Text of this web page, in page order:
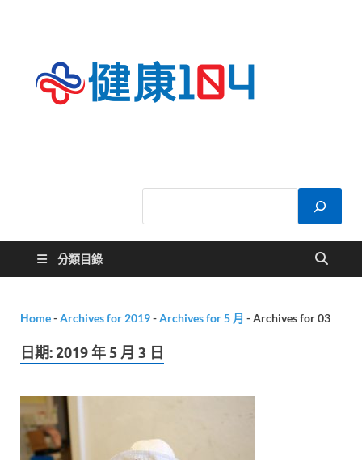
分類目錄
Home-Archives for 2019-Archives for 5 月 -Archives for 03
日期:2019 年 5 月 3 日